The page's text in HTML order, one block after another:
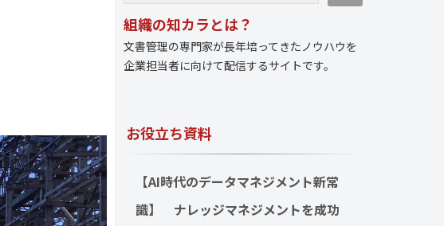
組織の知カラとは？
文書管理の専門家が長年培ってきたノウハウを
企業担当者に向けて配信するサイトです。
お役立ち資料
【AI時代のデータマネジメント新常
識】　ナレッジマネジメントを成功